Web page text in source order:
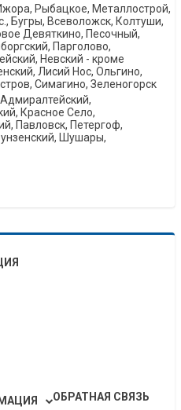
Рыбацкое, Металлострой,
Бугры, Всеволожск, Колтуши,
Девяткино, Песочный,
Парголово,
Невский - кроме
Лисий Нос, Ольгино,
Симагино, Зеленогорск
Красное Село,
Павловск, Петергоф,
Шушары,
ОБРАТНАЯ СВЯЗЬ